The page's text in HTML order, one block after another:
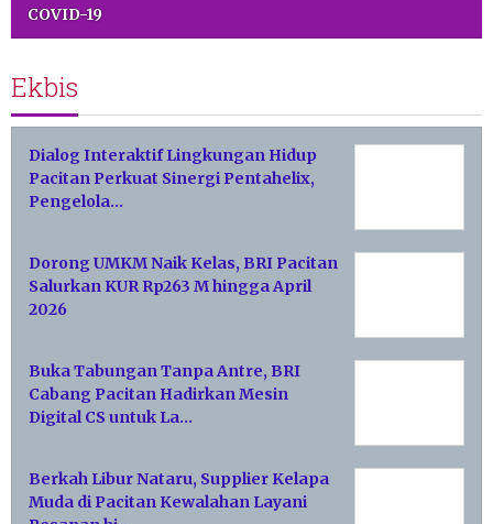
COVID-19
Ekbis
Dialog Interaktif Lingkungan Hidup
Pacitan Perkuat Sinergi Pentahelix,
Pengelola…
Dorong UMKM Naik Kelas, BRI Pacitan
Salurkan KUR Rp263 M hingga April
2026
Buka Tabungan Tanpa Antre, BRI
Cabang Pacitan Hadirkan Mesin
Digital CS untuk La…
Berkah Libur Nataru, Supplier Kelapa
Muda di Pacitan Kewalahan Layani